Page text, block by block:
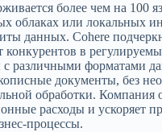
более чем на 100
облаках или локальных
данных. Cohere
конкурентов в
с различными форматами
документы, без
обработки. Компания
расходы и ускоряет
процессы.